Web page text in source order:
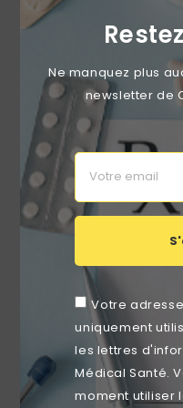
Ne manquez plus
newsletter de
Votre
uniquement
les lettres
Médical Santé.
moment utiliser
Pompe Pour Flacon
RUPTURE DE STOCK